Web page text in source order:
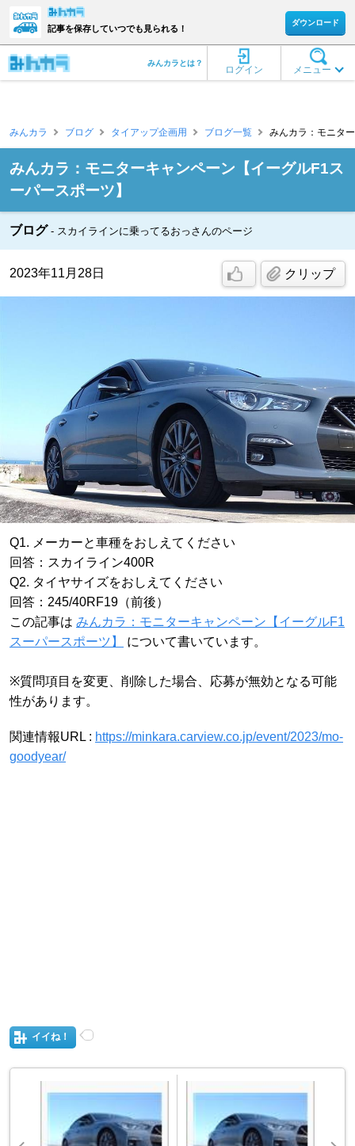
記事を保存していつでも見られる！
ダウンロード
メニュー
ログイン
みんカラとは？
みんカラ ブログ タイアップ企画用 ブログ一覧 みんカラ：モニタ
みんカラ：モニターキャンペーン【イーグルF1ス
ーパースポーツ】
ブログ スカイラインに乗ってるおっさんのページ
2023年11月28日 クリップ
Q1. メーカーと車種をおしえてください
回答：スカイライン400R
Q2. タイヤサイズをおしえてください
回答：245/40RF19（前後）
この記事は みんカラ：モニターキャンペーン【イーグルF1
スーパースポーツ】
について書いています。
※質問項目を変更、削除した場合、応募が無効となる可能
性があります。
関連情報URL : https://minkara.carview.co.jp/event/2023/mo-
goodyear/
イイね！